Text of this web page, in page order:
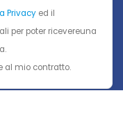
Privacy ed il
per poter ricevereuna
al mio contratto.